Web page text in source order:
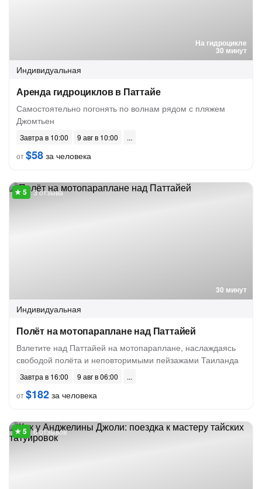
На гидроцикле
30 минут
Индивидуальная
Аренда гидроциклов в Паттайе
Самостоятельно погонять по волнам рядом с пляжем
Джомтьен
Завтра в 10:00
9 авг в 10:00
от$58 за человека
30 минут
3 отзыва
Индивидуальная
Полёт на мотопараплане над Паттайей
Взлетите над Паттайей на мотопараплане, наслаждаясь
свободой полёта и неповторимыми пейзажами Таиланда
Завтра в 16:00
9 авг в 06:00
от$182 за человека
6 отзывов